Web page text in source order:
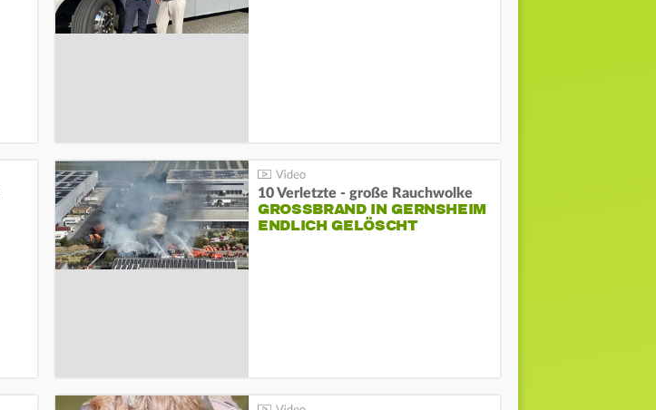
10 Verletzte - große Rauchwolke
GROSSBRAND IN GERNSHEIM E
NDLICH GELÖSCHT